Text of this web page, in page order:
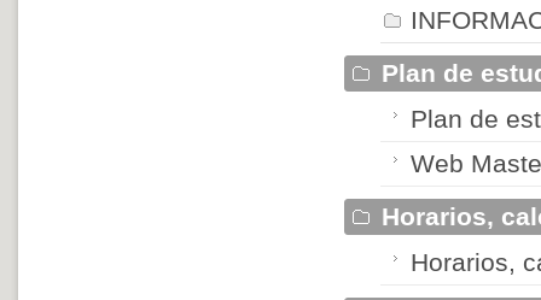
Plan de
Plan de
Web
Horarios,
Horarios,